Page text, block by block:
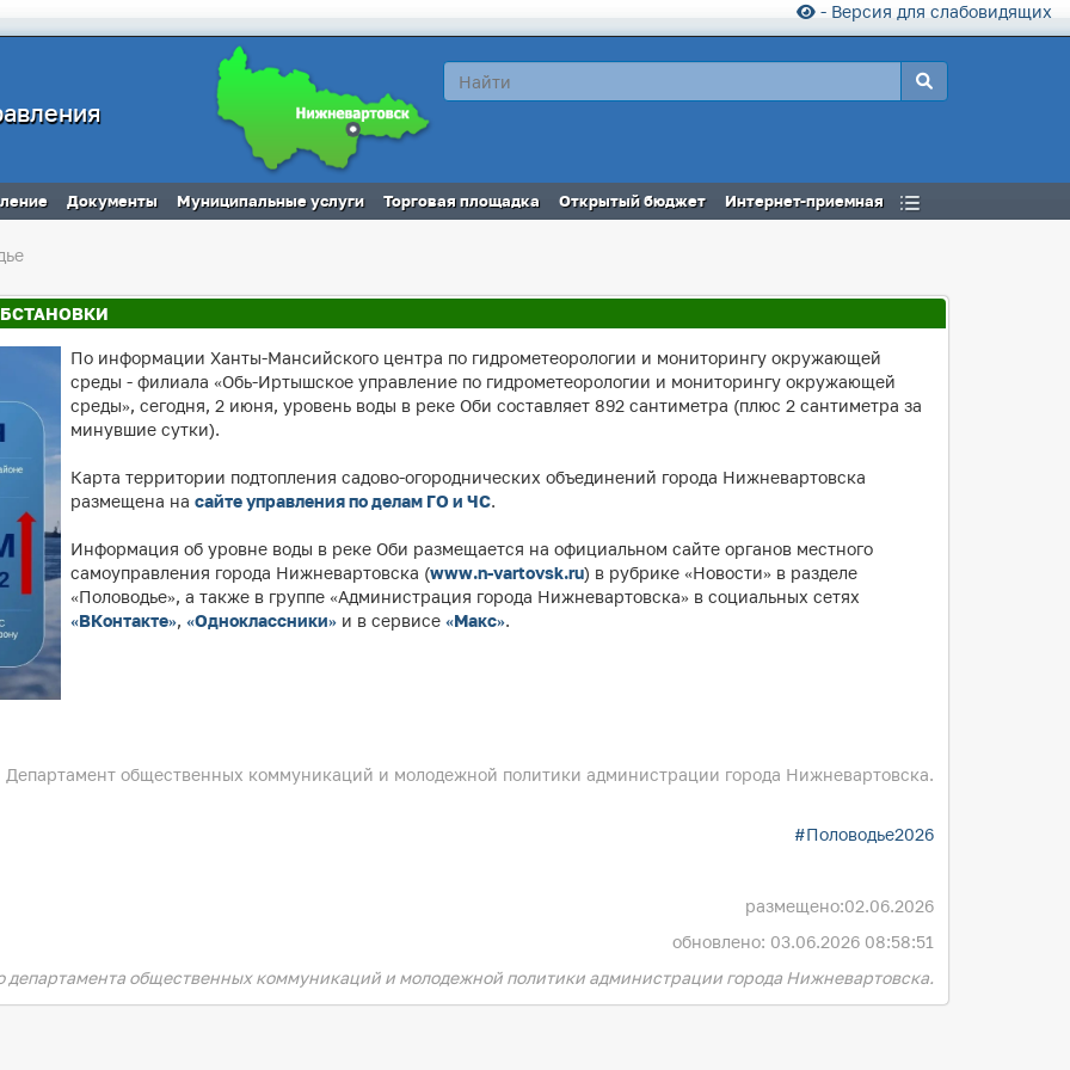
- Версия для слабовидящих
Документы Муниципальные услуги Торговая площадка Открытый бюджет Интернет-приемная
По информации Ханты-Мансийского центра по гидрометеорологии и мониторингу окружающей
среды - филиала «Обь-Иртышское управление по гидрометеорологии и мониторингу окружающей
среды», сегодня, 2 июня, уровень воды в реке Оби составляет 892 сантиметра (плюс 2 сантиметра за
минувшие сутки).
Карта территории подтопления садово-огороднических объединений города Нижневартовска
размещена на сайте управления по делам ГО и ЧС.
Информация об уровне воды в реке Оби размещается на официальном сайте органов местного
самоуправления города Нижневартовска (www.n-vartovsk.ru) в рубрике «Новости» в разделе
«Половодье», а также в группе «Администрация города Нижневартовска» в социальных сетях
«ВКонтакте», «Одноклассники» и в сервисе «Макс».
Департамент общественных коммуникаций и молодежной политики администрации города Нижневартовска.
#Половодье2026
размещено:02.06.2026
обновлено: 03.06.2026 08:58:51
департамента общественных коммуникаций и молодежной политики администрации города Нижневартовска.